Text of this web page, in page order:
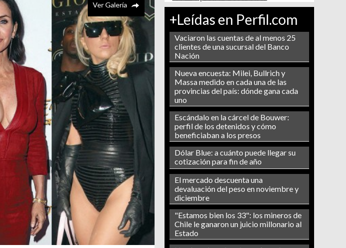
+Leídas en Perfil.com
Vaciaron las cuentas de al menos 25
clientes de una sucursal del Banco
Nación
Nueva encuesta: Milei, Bullrich y
Massa medido en cada una de las
provincias del país: dónde gana cada
uno
Escándalo en la cárcel de Bouwer:
perfil de los detenidos y cómo
beneficiaban a los presos
Dólar Blue: a cuánto puede llegar su
cotización para fin de año
El mercado descuenta una
devaluación del peso en noviembre y
diciembre
"Estamos bien los 33": los mineros de
Chile le ganaron un juicio millonario al
Estado
Ver Galería